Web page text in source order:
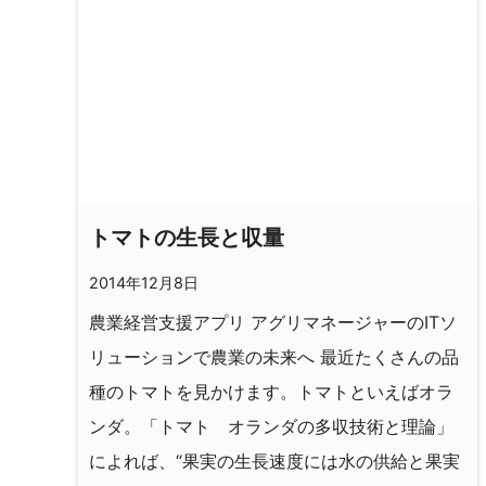
トマトの生長と収量
2014年12月8日
農業経営支援アプリ アグリマネージャーのITソ
リューションで農業の未来へ 最近たくさんの品
種のトマトを見かけます。トマトといえばオラ
ンダ。「トマト オランダの多収技術と理論」
によれば、“果実の生長速度には水の供給と果実